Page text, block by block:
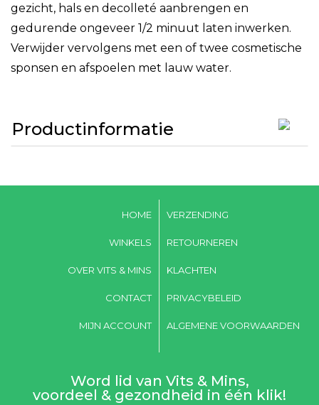
gezicht, hals en decolleté aanbrengen en
gedurende ongeveer 1/2 minuut laten inwerken.
Verwijder vervolgens met een of twee cosmetische
sponsen en afspoelen met lauw water.
Productinformatie
HOME
WINKELS
OVER VITS & MINS
CONTACT
MIJN ACCOUNT
VERZENDING
RETOURNEREN
KLACHTEN
PRIVACYBELEID
ALGEMENE VOORWAARDEN
Word lid van Vits & Mins,
voordeel & gezondheid in één klik!